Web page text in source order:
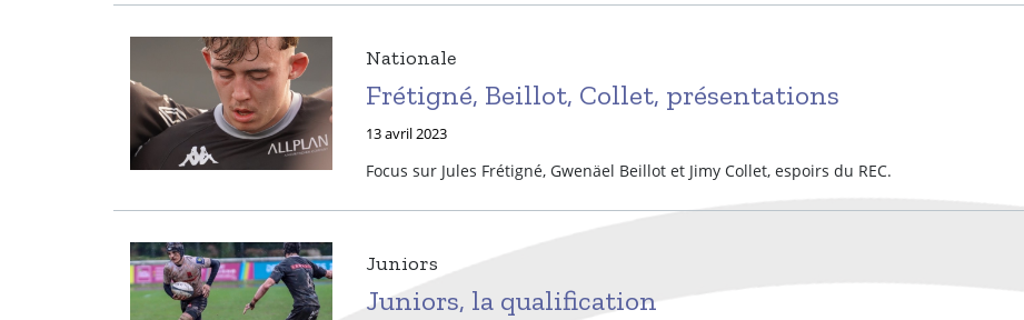
Nationale
Frétigné, Beillot, Collet, présentations
13 avril 2023
Focus sur Jules Frétigné, Gwenäel Beillot et Jimy Collet, espoirs du REC.
Juniors
Juniors, la qualification